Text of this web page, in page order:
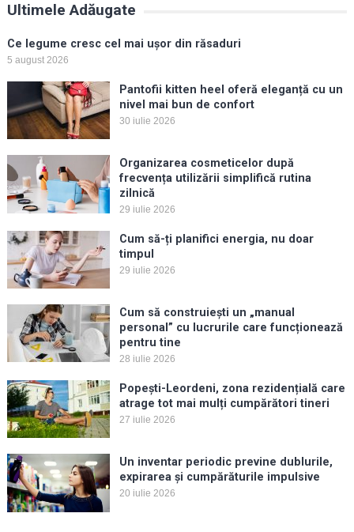
Ultimele Adăugate
Ce legume cresc cel mai ușor din răsaduri
5 august 2026
Pantofii kitten heel oferă eleganță cu un
nivel mai bun de confort
30 iulie 2026
Organizarea cosmeticelor după
frecvența utilizării simplifică rutina
zilnică
29 iulie 2026
Cum să-ți planifici energia, nu doar
timpul
29 iulie 2026
Cum să construiești un „manual
personal” cu lucrurile care funcționează
pentru tine
28 iulie 2026
Popești-Leordeni, zona rezidențială care
atrage tot mai mulți cumpărători tineri
27 iulie 2026
Un inventar periodic previne dublurile,
expirarea și cumpărăturile impulsive
20 iulie 2026